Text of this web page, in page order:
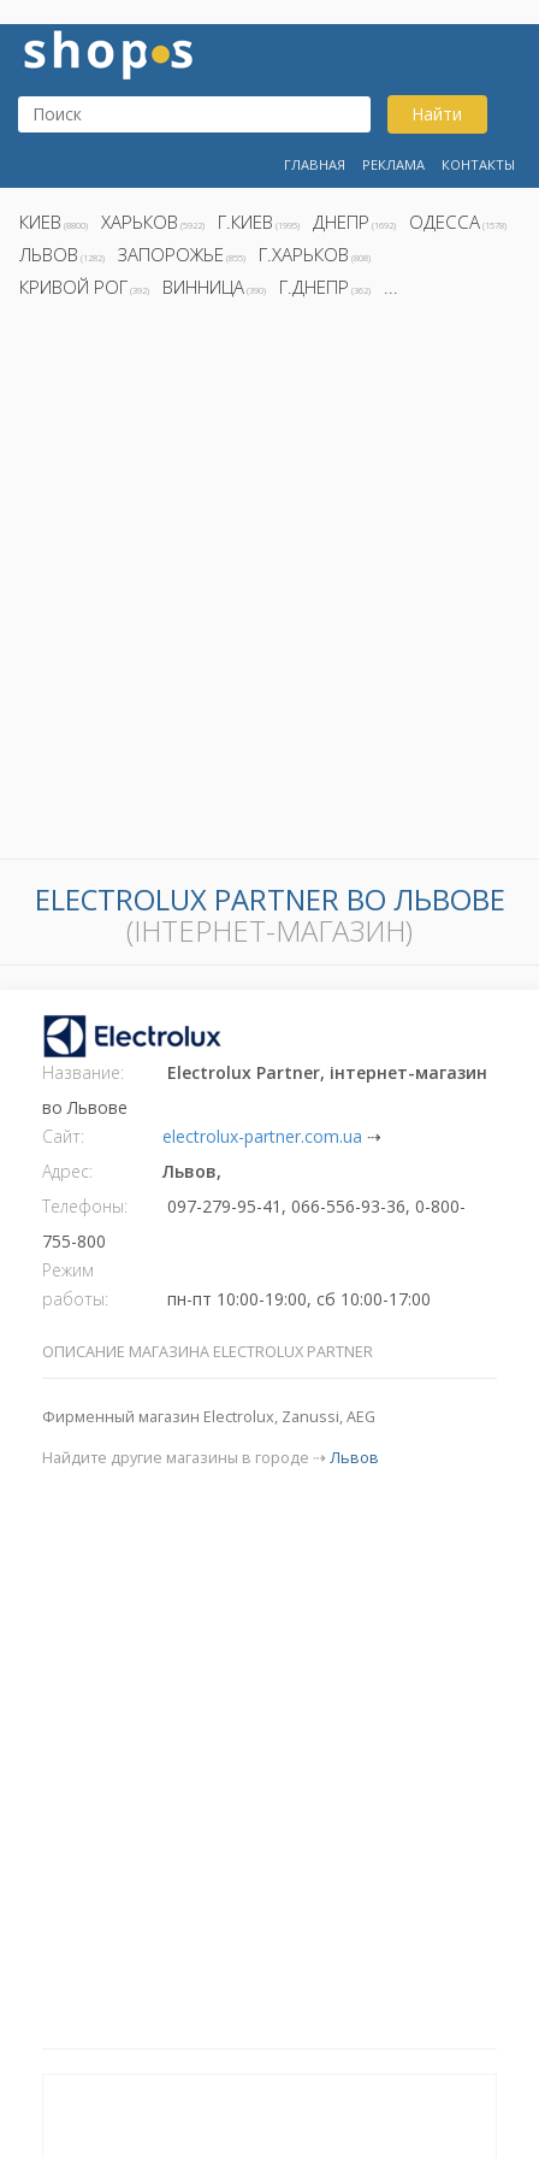
Найти
ГЛАВНАЯ РЕКЛАМА КОНТАКТЫ
КИЕВ (8800) ХАРЬКОВ (5922) Г.КИЕВ (1995) ДНЕПР (1692) ОДЕССА (1578)
ЛЬВОВ (1282) ЗАПОРОЖЬЕ (855) Г.ХАРЬКОВ (808)
КРИВОЙ РОГ (392) ВИННИЦА (390) Г.ДНЕПР (362) ...
ELECTROLUX PARTNER ВО ЛЬВОВЕ
(ІНТЕРНЕТ-МАГАЗИН)
Название:
Electrolux Partner, інтернет-магазин
во Львове
Сайт:
electrolux-partner.com.ua ⇢
Адрес:
Львов,
Телефоны:
097-279-95-41, 066-556-93-36, 0-800-
755-800
Режим
работы:
пн-пт 10:00-19:00, сб 10:00-17:00
ОПИСАНИЕ МАГАЗИНА ELECTROLUX PARTNER
Фирменный магазин Electrolux, Zanussi, AEG
Найдите другие магазины в городе ⇢ Львов